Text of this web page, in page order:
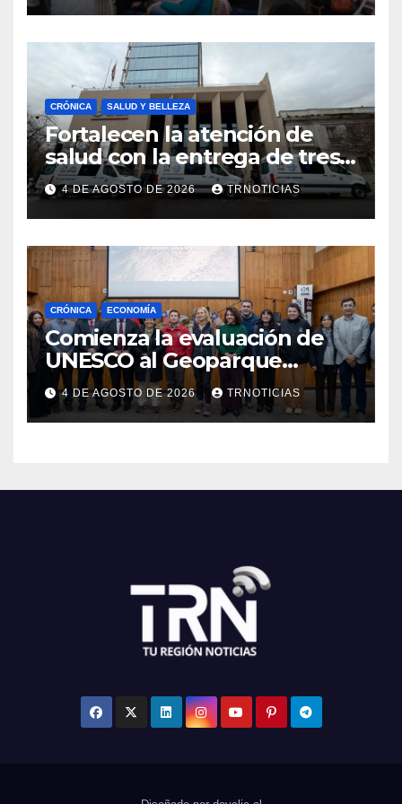
emprendimiento
CRÓNICA SALUD Y BELLEZA
Fortalecen la atención de
salud con la entrega de tres
nuevas ambulancias para
Cauquenes y Sagrada Familia
4 DE AGOSTO DE 2026 TRNOTICIAS
CRÓNICA ECONOMÍA
Comienza la evaluación de
UNESCO al Geoparque
Aspirante Pillanmapu en el
Maule
4 DE AGOSTO DE 2026 TRNOTICIAS